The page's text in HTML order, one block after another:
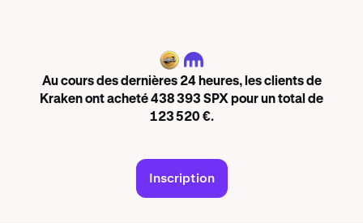
SPX
Au cours des dernières 24 heures, les clients de
Kraken ont acheté 438 393 SPX pour un total de
123 520 €.
Inscription